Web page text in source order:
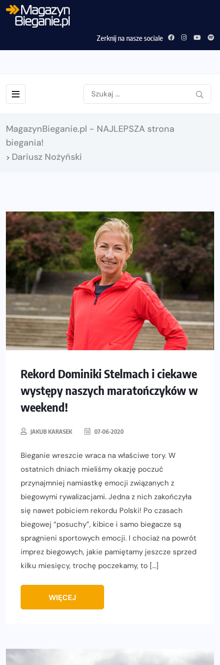
Zerknij na nasze sociale
MagazynBieganie.pl - NAJLEPSZA strona
biegania!
> Dariusz Nożyński
Rekord Dominiki Stelmach i ciekawe
występy naszych maratończyków w
weekend!
JAKUB KARASEK 07-06-2020
Bieganie wreszcie wraca na właściwe tory. W
ostatnich dniach mieliśmy okazję poczuć
przynajmniej namiastkę emocji związanych z
biegowymi rywalizacjami. Jedna z nich zakończyła
się nawet pobiciem rekordu Polski! Po czasach
biegowej “posuchy”, kibice i samo biegacze są
spragnieni sportowych emocji. I chociaż na powrót
imprez biegowych, jakie pamiętamy jeszcze sprzed
kilku miesięcy, trochę poczekamy, to […]
WIĘCEJ